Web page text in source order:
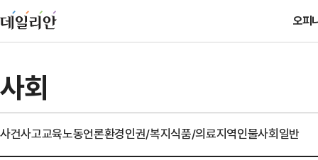
오피
사회
사건사고교육노동언론환경인권/복지식품/의료지역인물사회일반